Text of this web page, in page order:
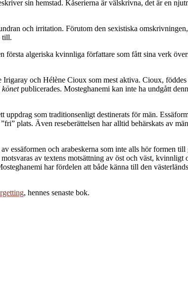
sin hemstad. Kåserierna är välskrivna, det är en
och irritation. Förutom den sexistiska
till.
första algeriska kvinnliga författare som fått sina verk
och Hélène Cioux som mest aktiva. Cioux,
publicerades. Mosteghanemi kan inte ha undgått
som traditionsenligt destinerats för män.
plats. Även reseberättelsen har alltid behärskats av
essäformen och arabeskerna som inte alls hör formen
av textens motsättning av öst och väst,
har fördelen att både känna till den
, hennes senaste bok.